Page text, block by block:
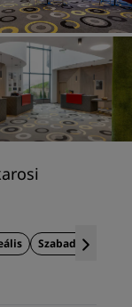
Szabadtéri